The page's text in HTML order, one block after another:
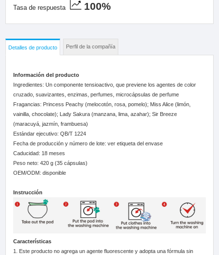
Tasa de respuesta 100%
Detalles de producto
Información del producto
Ingredientes: Un componente tensioactivo, que previene los agentes de color
cruzado, suavizantes, enzimas, perfumes, microcápsulas de perfume
Fragancias: Princess Peachy (melocotón, rosa, pomelo); Miss Alice (limón,
vainilla, chocolate); Lady Sakura (manzana, lima, azahar); Sir Breeze
(maracuyá, jazmín, frambuesa)
Estándar ejecutivo: QB/T 1224
Fecha de producción y número de lote: ver etiqueta del envase
Caducidad: 18 meses
Peso neto: 420 g (35 cápsulas)
OEM/ODM: disponible
Instrucción
Características
1. Este producto no agrega un agente fluorescente y adopta una fórmula sin
Perfil de la compañía